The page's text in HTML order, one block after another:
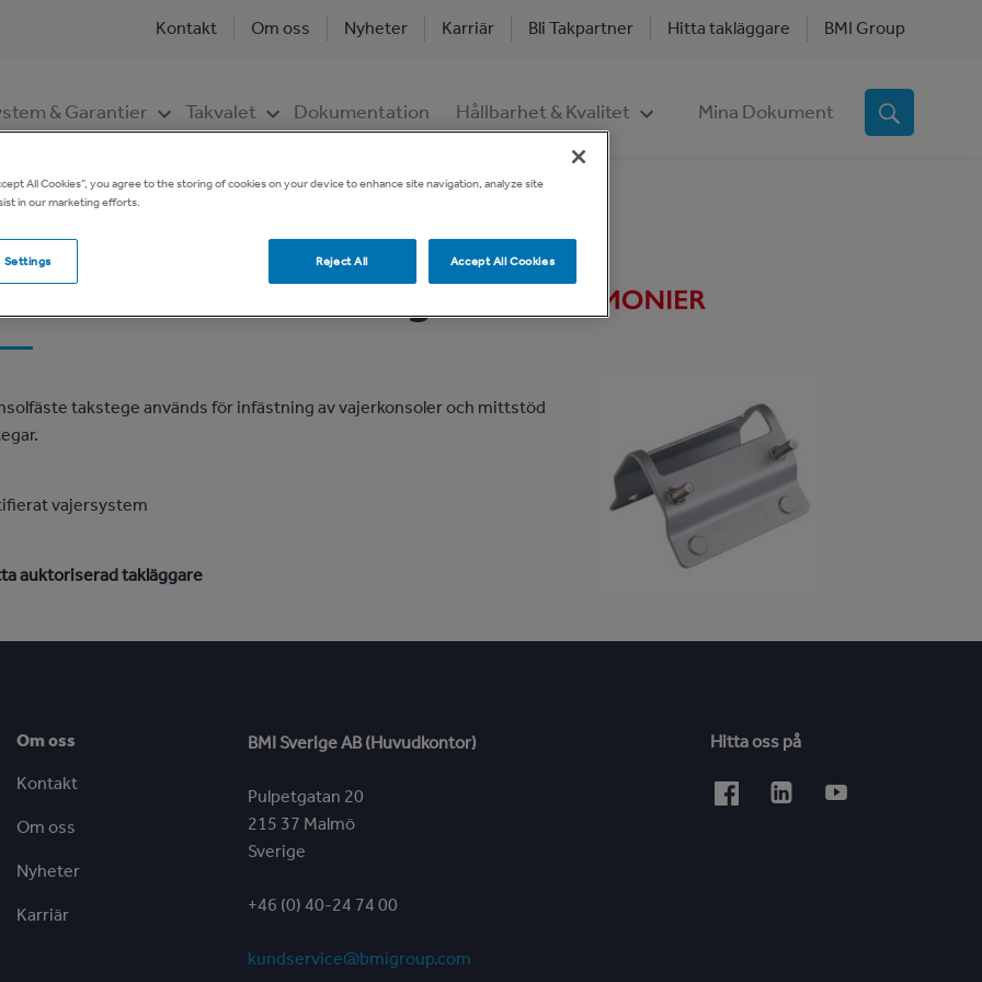
Kontakt Om oss Nyheter Karriär Bli Takpartner Hitta takläggare BMI Group
& Garantier Takvalet Dokumentation Hållbarhet & Kvalitet Mina Dokument
Taksäkerhet Produktsortiment
Takstege
takstege används för infästning av vajerkonsoler och mittstöd
vajersystem
auktoriserad takläggare
Om oss
Kontakt
Om oss
Nyheter
Karriär
BMI Sverige AB (Huvudkontor)
Pulpetgatan 20
215 37 Malmö
Sverige
+46 (0) 40-24 74 00
kundservice@bmigroup.com
Hitta oss på
All Cookies”, you agree to the storing of cookies on your device to enhance site navigation, analyze site
in our marketing efforts.
Settings Reject All Accept All Cookies